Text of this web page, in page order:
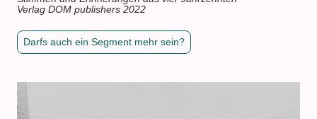
Verlag DOM publishers 2022
Darfs auch ein Segment mehr sein?